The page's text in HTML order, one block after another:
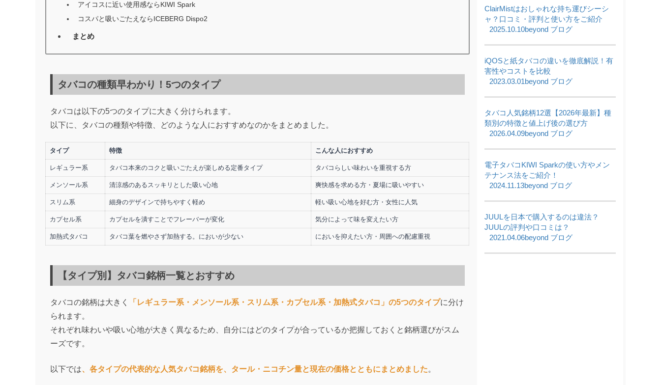
アイコスに近い使用感ならKIWI Spark
コスパと吸いごたえならICEBERG Dispo2
まとめ
タバコの種類早わかり！5つのタイプ
タバコは以下の5つのタイプに大きく分けられます。
以下に、タバコの種類や特徴、どのような人におすすめなのかをまとめました。
タイプ 特徴 こんな人におすすめ
レギュラー系 タバコ本来のコクと吸いごたえが楽しめる定番タイプ タバコらしい味わいを重視する方
メンソール系 清涼感のあるスッキリとした吸い心地 爽快感を求める方・夏場に吸いやすい
スリム系 細身のデザインで持ちやすく軽め 軽い吸い心地を好む方・女性に人気
カプセル系 カプセルを潰すことでフレーバーが変化 気分によって味を変えたい方
加熱式タバコ タバコ葉を燃やさず加熱する。においが少ない においを抑えたい方・周囲への配慮重視
【タイプ別】タバコ銘柄一覧とおすすめ
タバコの銘柄は大きく 「レギュラー系・メンソール系・スリム系・カプセル系・加熱式タバコ」の5つのタイプに分け
られます。
それぞれ味わいや吸い心地が大きく異なるため、自分にはどのタイプが合っているか把握しておくと銘柄選びがスム
ーズです。
以下では、各タイプの代表的な人気タバコ銘柄を、タール・ニコチン量と現在の価格とともにまとめました。
2026,05,13
KIWI本体と純正カートリッジを入荷いたしまし
た!!
2026,05,06
2026,05,01
5月 - フレーバーランキング
ClairMistはおしゃれな持ち運びシーシ
ャ？口コミ・評判と使い方をご紹介
2025.10.10beyond ブログ
iQOSと紙タバコの違いを徹底解説！有
害性やコストを比較
2023.03.01beyond ブログ
タバコ人気銘柄12選【2026年最新】種
類別の特徴と値上げ後の選び方
2026.04.09beyond ブログ
電子タバコKIWI Sparkの使い方やメン
テナンス法をご紹介！
2024.11.13beyond ブログ
JUULを日本で購入するのは違法？
JUULの評判や口コミは？
2021.04.06beyond ブログ